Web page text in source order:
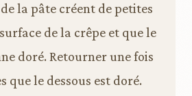
la pâte créent de petites
de la crêpe et que le
doré. Retourner une fois
que le dessous est doré.